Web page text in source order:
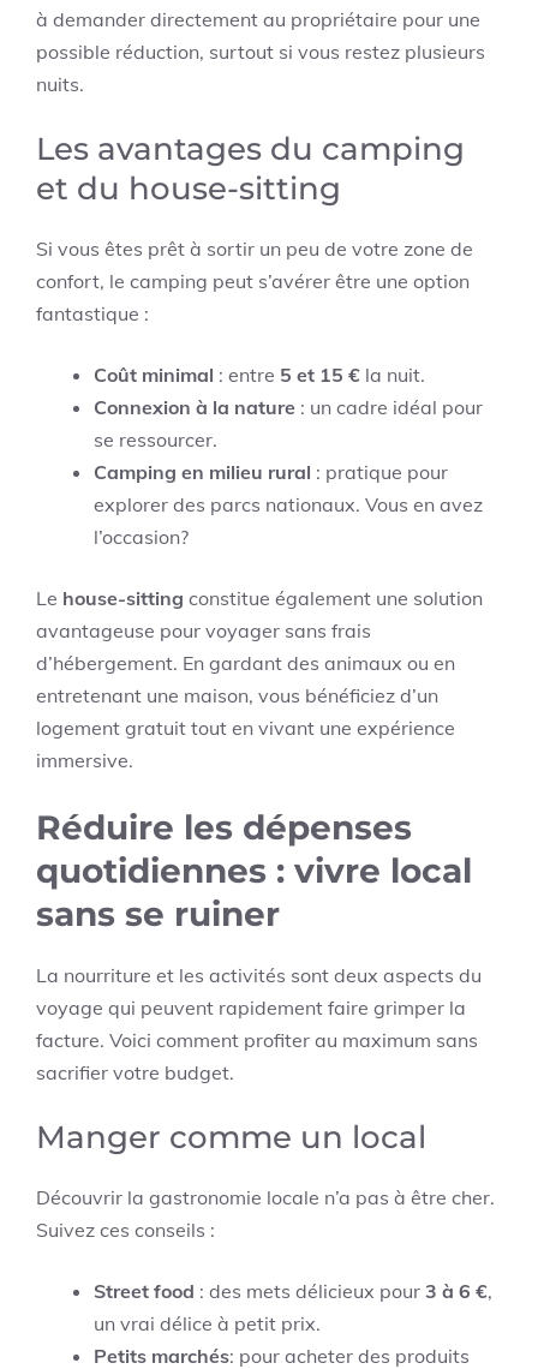
à demander directement au propriétaire pour une
possible réduction, surtout si vous restez plusieurs
nuits.
Les avantages du camping
et du house-sitting
Si vous êtes prêt à sortir un peu de votre zone de
confort, le camping peut s’avérer être une option
fantastique :
Coût minimal : entre 5 et 15 € la nuit.
Connexion à la nature : un cadre idéal pour
se ressourcer.
Camping en milieu rural : pratique pour
explorer des parcs nationaux. Vous en avez
l’occasion?
Le house-sitting constitue également une solution
avantageuse pour voyager sans frais
d’hébergement. En gardant des animaux ou en
entretenant une maison, vous bénéficiez d’un
logement gratuit tout en vivant une expérience
immersive.
Réduire les dépenses
quotidiennes : vivre local
sans se ruiner
La nourriture et les activités sont deux aspects du
voyage qui peuvent rapidement faire grimper la
facture. Voici comment profiter au maximum sans
sacrifier votre budget.
Manger comme un local
Découvrir la gastronomie locale n’a pas à être cher.
Suivez ces conseils :
Street food : des mets délicieux pour 3 à 6 €,
un vrai délice à petit prix.
Petits marchés: pour acheter des produits